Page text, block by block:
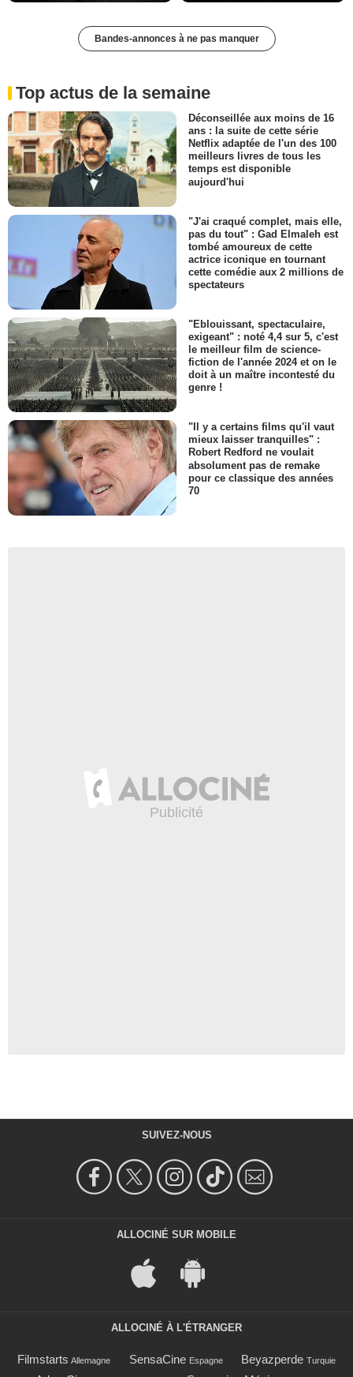
Bandes-annonces à ne pas manquer
Top actus de la semaine
Déconseillée aux moins de 16
ans : la suite de cette série
Netflix adaptée de l'un des 100
meilleurs livres de tous les
temps est disponible
aujourd'hui
"J'ai craqué complet, mais elle,
pas du tout" : Gad Elmaleh est
tombé amoureux de cette
actrice iconique en tournant
cette comédie aux 2 millions de
spectateurs
"Eblouissant, spectaculaire,
exigeant" : noté 4,4 sur 5, c'est
le meilleur film de science-
fiction de l'année 2024 et on le
doit à un maître incontesté du
genre !
"Il y a certains films qu'il vaut
mieux laisser tranquilles" :
Robert Redford ne voulait
absolument pas de remake
pour ce classique des années
70
SUIVEZ-NOUS
ALLOCINÉ SUR MOBILE
ALLOCINÉ À L'ÉTRANGER
Filmstarts Allemagne SensaCine Espagne Beyazperde Turquie